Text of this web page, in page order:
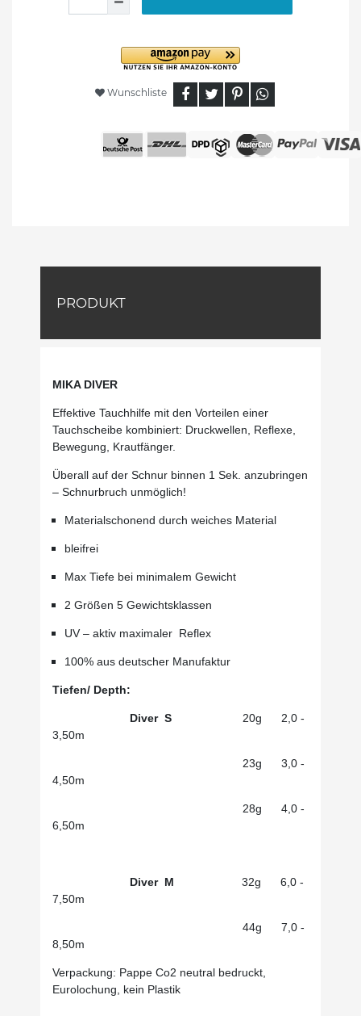
Wunschliste
PRODUKT
MIKA DIVER
Effektive Tauchhilfe mit den Vorteilen einer
Tauchscheibe kombiniert: Druckwellen, Reflexe,
Bewegung, Krautfänger.
Überall auf der Schnur binnen 1 Sek. anzubringen
– Schnurbruch unmöglich!
Materialschonend durch weiches Material
bleifrei
Max Tiefe bei minimalem Gewicht
2 Größen 5 Gewichtsklassen
UV – aktiv maximaler Reflex
100% aus deutscher Manufaktur
Tiefen/ Depth:
Diver S
20g 2,0 -
3,50m
23g 3,0 -
4,50m
28g 4,0 -
6,50m
Diver M
32g 6,0 -
7,50m
44g 7,0 -
8,50m
Verpackung: Pappe Co2 neutral bedruckt,
Eurolochung, kein Plastik